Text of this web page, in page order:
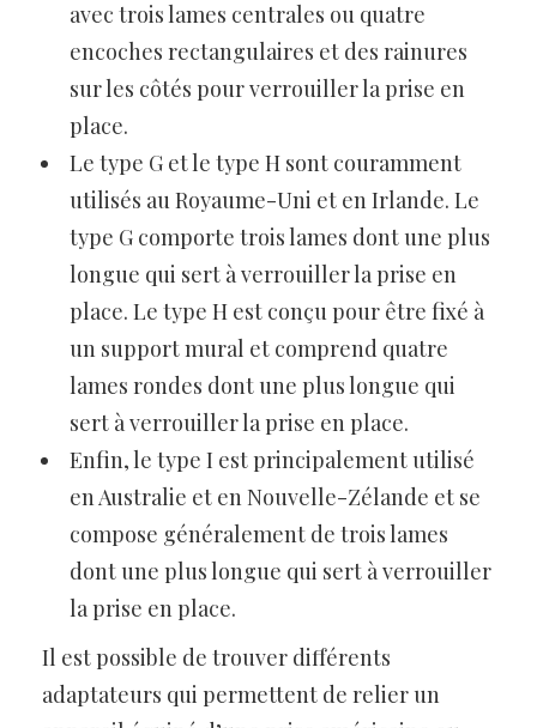
avec trois lames centrales ou quatre
encoches rectangulaires et des rainures
sur les côtés pour verrouiller la prise en
place.
Le type G et le type H sont couramment
utilisés au Royaume-Uni et en Irlande. Le
type G comporte trois lames dont une plus
longue qui sert à verrouiller la prise en
place. Le type H est conçu pour être fixé à
un support mural et comprend quatre
lames rondes dont une plus longue qui
sert à verrouiller la prise en place.
Enfin, le type I est principalement utilisé
en Australie et en Nouvelle-Zélande et se
compose généralement de trois lames
dont une plus longue qui sert à verrouiller
la prise en place.
Il est possible de trouver différents
adaptateurs qui permettent de relier un